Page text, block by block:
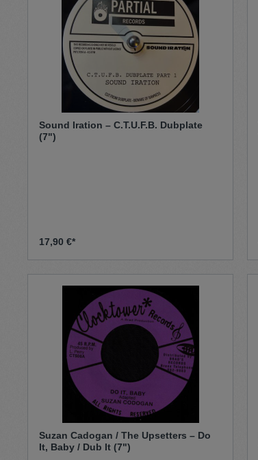
Sound Iration – C.T.U.F.B. Dubplate
(7")
17,90 €*
Suzan Cadogan / The Upsetters ‎– Do
It, Baby / Dub It (7")